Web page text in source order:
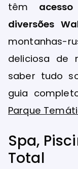
têm
diversões
deliciosa de
saber tudo
guia
Parque
Spa,
Total